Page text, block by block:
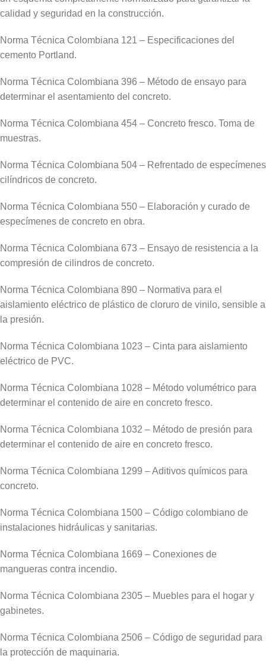
calidad y seguridad en la construcción.
Norma Técnica Colombiana 121 – Especificaciones del
cemento Portland.
Norma Técnica Colombiana 396 – Método de ensayo para
determinar el asentamiento del concreto.
Norma Técnica Colombiana 454 – Concreto fresco. Toma de
muestras.
Norma Técnica Colombiana 504 – Refrentado de especímenes
cilíndricos de concreto.
Norma Técnica Colombiana 550 – Elaboración y curado de
especímenes de concreto en obra.
Norma Técnica Colombiana 673 – Ensayo de resistencia a la
compresión de cilindros de concreto.
Norma Técnica Colombiana 890 – Normativa para el
aislamiento eléctrico de plástico de cloruro de vinilo, sensible a
la presión.
Norma Técnica Colombiana 1023 – Cinta para aislamiento
eléctrico de PVC.
Norma Técnica Colombiana 1028 – Método volumétrico para
determinar el contenido de aire en concreto fresco.
Norma Técnica Colombiana 1032 – Método de presión para
determinar el contenido de aire en concreto fresco.
Norma Técnica Colombiana 1299 – Aditivos químicos para
concreto.
Norma Técnica Colombiana 1500 – Código colombiano de
instalaciones hidráulicas y sanitarias.
Norma Técnica Colombiana 1669 – Conexiones de
mangueras contra incendio.
Norma Técnica Colombiana 2305 – Muebles para el hogar y
gabinetes.
Norma Técnica Colombiana 2506 – Código de seguridad para
la protección de maquinaria.